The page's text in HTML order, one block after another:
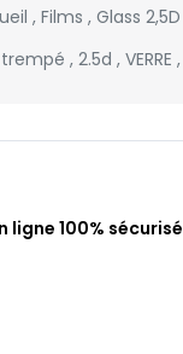
, Films , Glass 2,5D
, 2.5d , VERRE ,
ligne 100% sécurisé